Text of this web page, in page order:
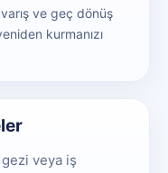
ve geç dönüş
kurmanızı
veya iş